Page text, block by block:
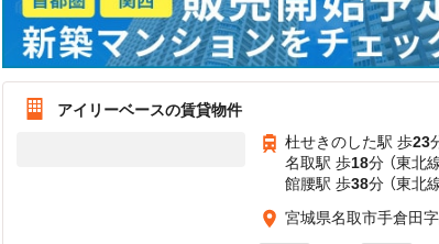
アイリーベースの賃貸物件
杜せきのした駅 歩23
名取駅 歩18分 （東北
館腰駅 歩38分 （東北
宮城県名取市手倉田